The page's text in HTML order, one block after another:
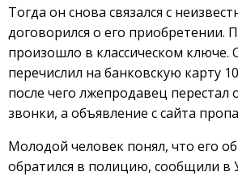
Тогда он снова связался с
договорился о его приобретении.
произошло в классическом ключе.
перечислил на банковскую карту
после чего лжепродавец перестал
звонки, а объявление с сайта
Молодой человек понял, что его
обратился в полицию, сообщили в